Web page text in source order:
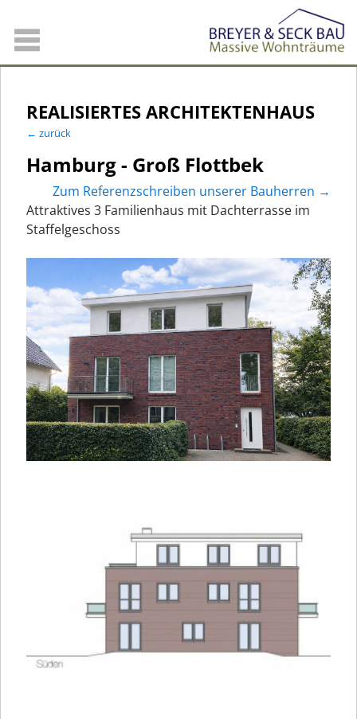
REALISIERTES ARCHITEKTENHAUS
← zurück
Hamburg - Groß Flottbek
Zum Referenzschreiben unserer Bauherren →
Attraktives 3 Familienhaus mit Dachterrasse im
Staffelgeschoss